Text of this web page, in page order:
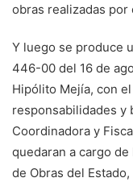
obras realizadas por
Y luego se produce
446-00 del 16 de
Hipólito Mejía, con
responsabilidades y
Coordinadora y
quedaran a cargo
de Obras del